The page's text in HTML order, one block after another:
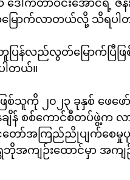
က်တာဝင်းအောင်ရဲ့ ဇနီး
မြောက်လာတယ်လို့ သိရပါ
ြန်လည်လွတ်မြောက်ပြီဖြစ်
ါတယ်။
သူကို ၂၀၂၃ ခုနှစ် ဖေဖော်
ချိန် စစ်ကောင်စီတပ်ဖွဲ့က လ
တော်အကြည်ညိုပျက်စေမှုပု
အကျဉ်းထောင်မှာ အကျ